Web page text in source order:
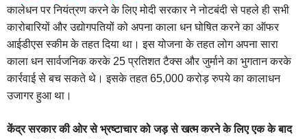
कालेधन पर नियंत्रण करने के लिए मोदी सरकार ने नोटबंदी से पहले ही सभी
कारोबारियों और उद्योगपतियों को अपना काला धन घोषित करने का ऑफर
आईडीएस स्कीम के तहत दिया था। इस योजना के तहत लोग अपना सारा
काला धन सार्वजनिक करके 25 प्रतिशत टैक्स और जुर्माने का भुगतान करके
कार्रवाई से बच सकते थे। इसके तहत 65,000 करोड़ रुपये का कालाधन
उजागर हुआ था।
केंद्र सरकार की ओर से भ्रष्टाचार को जड़ से खत्म करने के लिए एक के बाद